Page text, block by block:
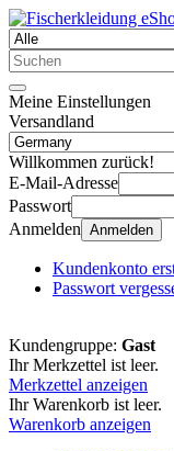
Meine Einstellungen
Versandland
Willkommen zurück!
E-Mail-Adresse
Passwort
Anmelden Anmelden
Kundenkonto
Passwort
Kundengruppe: Gast
Ihr Merkzettel ist leer.
Merkzettel anzeigen
Ihr Warenkorb ist leer.
Warenkorb anzeigen